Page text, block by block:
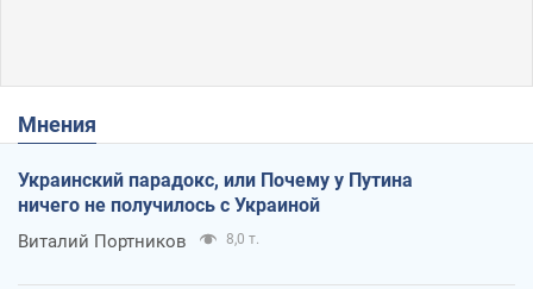
Мнения
Украинский парадокс, или Почему у Путина
ничего не получилось с Украиной
Виталий Портников 8,0 т.